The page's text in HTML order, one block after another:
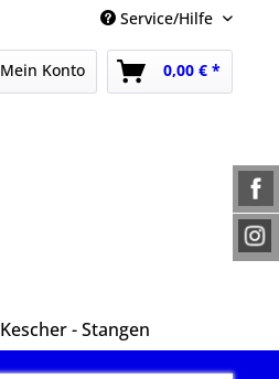
Service/Hilfe
Mein Konto 0,00 € *
Kescher - Stangen